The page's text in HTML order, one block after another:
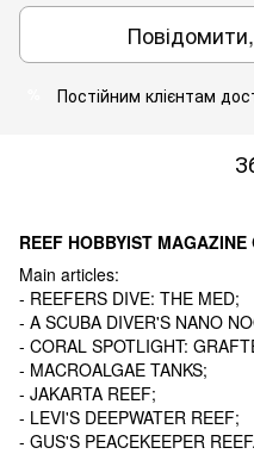
Постійним клієнтам
REEF HOBBYIST
Main articles:
- REEFERS DIVE: THE MED;
- A SCUBA DIVER'S NANO
- CORAL SPOTLIGHT:
- MACROALGAE TANKS;
- JAKARTA REEF;
- LEVI'S DEEPWATER REEF;
- GUS'S PEACEKEEPER REEF.